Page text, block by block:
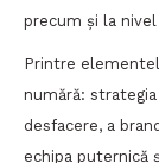
precum și la
Printre
numără:
desfacere, a
echipa puternică